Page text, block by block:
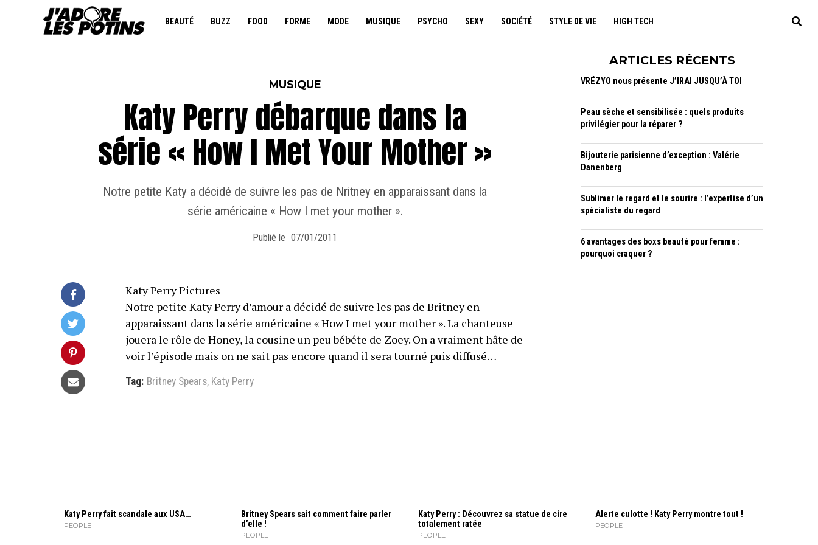
BEAUTÉ BUZZ FOOD FORME MODE MUSIQUE PSYCHO SEXY SOCIÉTÉ STYLE DE VIE HIGH TECH
MUSIQUE
Katy Perry débarque dans la
série « How I Met Your Mother »
Notre petite Katy a décidé de suivre les pas de Nritney en apparaissant dans la
série américaine « How I met your mother ».
Publié le 07/01/2011
Katy Perry Pictures
Notre petite Katy Perry d’amour a décidé de suivre les pas de Britney en
apparaissant dans la série américaine « How I met your mother ». La chanteuse
jouera le rôle de Honey, la cousine un peu bébéte de Zoey. On a vraiment hâte de
voir l’épisode mais on ne sait pas encore quand il sera tourné puis diffusé…
Tag: Britney Spears, Katy Perry
ARTICLES RÉCENTS
VRÉZYO nous présente J’IRAI JUSQU’À TOI
Peau sèche et sensibilisée : quels produits
privilégier pour la réparer ?
Bijouterie parisienne d’exception : Valérie
Danenberg
Sublimer le regard et le sourire : l’expertise d’un
spécialiste du regard
6 avantages des boxs beauté pour femme :
pourquoi craquer ?
Katy Perry fait scandale aux USA…
PEOPLE
Britney Spears sait comment faire parler
d’elle !
PEOPLE
Katy Perry : Découvrez sa statue de cire
totalement ratée
PEOPLE
Alerte culotte ! Katy Perry montre tout !
PEOPLE